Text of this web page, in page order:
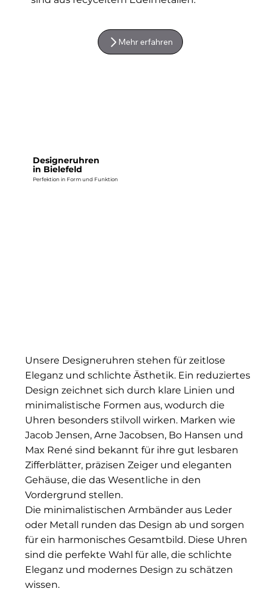
Mehr erfahren
Designeruhren
in Bielefeld
Perfektion in Form und Funktion
Unsere Designeruhren stehen für zeitlose
Eleganz und schlichte Ästhetik. Ein reduziertes
Design zeichnet sich durch klare Linien und
minimalistische Formen aus, wodurch die
Uhren besonders stilvoll wirken. Marken wie
Jacob Jensen, Arne Jacobsen, Bo Hansen und
Max René sind bekannt für ihre gut lesbaren
Zifferblätter, präzisen Zeiger und eleganten
Gehäuse, die das Wesentliche in den
Vordergrund stellen.
Die minimalistischen Armbänder aus Leder
oder Metall runden das Design ab und sorgen
für ein harmonisches Gesamtbild. Diese Uhren
sind die perfekte Wahl für alle, die schlichte
Eleganz und modernes Design zu schätzen
wissen.